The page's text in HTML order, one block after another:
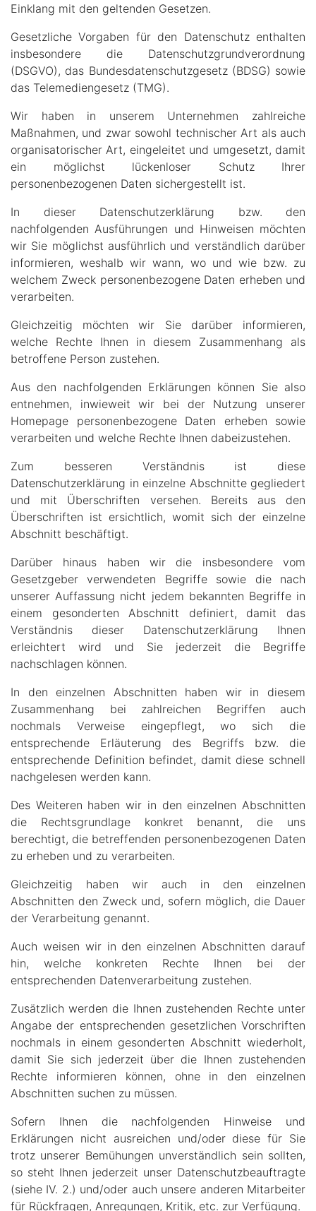
Einklang mit den geltenden Gesetzen.
Gesetzliche Vorgaben für den Datenschutz enthalten
insbesondere die Datenschutzgrundverordnung
(DSGVO), das Bundesdatenschutzgesetz (BDSG) sowie
das Telemediengesetz (TMG).
Wir haben in unserem Unternehmen zahlreiche
Maßnahmen, und zwar sowohl technischer Art als auch
organisatorischer Art, eingeleitet und umgesetzt, damit
ein möglichst lückenloser Schutz Ihrer
personenbezogenen Daten sichergestellt ist.
In dieser Datenschutzerklärung bzw. den
nachfolgenden Ausführungen und Hinweisen möchten
wir Sie möglichst ausführlich und verständlich darüber
informieren, weshalb wir wann, wo und wie bzw. zu
welchem Zweck personenbezogene Daten erheben und
verarbeiten.
Gleichzeitig möchten wir Sie darüber informieren,
welche Rechte Ihnen in diesem Zusammenhang als
betroffene Person zustehen.
Aus den nachfolgenden Erklärungen können Sie also
entnehmen, inwieweit wir bei der Nutzung unserer
Homepage personenbezogene Daten erheben sowie
verarbeiten und welche Rechte Ihnen dabeizustehen.
Zum besseren Verständnis ist diese
Datenschutzerklärung in einzelne Abschnitte gegliedert
und mit Überschriften versehen. Bereits aus den
Überschriften ist ersichtlich, womit sich der einzelne
Abschnitt beschäftigt.
Darüber hinaus haben wir die insbesondere vom
Gesetzgeber verwendeten Begriffe sowie die nach
unserer Auffassung nicht jedem bekannten Begriffe in
einem gesonderten Abschnitt definiert, damit das
Verständnis dieser Datenschutzerklärung Ihnen
erleichtert wird und Sie jederzeit die Begriffe
nachschlagen können.
In den einzelnen Abschnitten haben wir in diesem
Zusammenhang bei zahlreichen Begriffen auch
nochmals Verweise eingepflegt, wo sich die
entsprechende Erläuterung des Begriffs bzw. die
entsprechende Definition befindet, damit diese schnell
nachgelesen werden kann.
Des Weiteren haben wir in den einzelnen Abschnitten
die Rechtsgrundlage konkret benannt, die uns
berechtigt, die betreffenden personenbezogenen Daten
zu erheben und zu verarbeiten.
Gleichzeitig haben wir auch in den einzelnen
Abschnitten den Zweck und, sofern möglich, die Dauer
der Verarbeitung genannt.
Auch weisen wir in den einzelnen Abschnitten darauf
hin, welche konkreten Rechte Ihnen bei der
entsprechenden Datenverarbeitung zustehen.
Zusätzlich werden die Ihnen zustehenden Rechte unter
Angabe der entsprechenden gesetzlichen Vorschriften
nochmals in einem gesonderten Abschnitt wiederholt,
damit Sie sich jederzeit über die Ihnen zustehenden
Rechte informieren können, ohne in den einzelnen
Abschnitten suchen zu müssen.
Sofern Ihnen die nachfolgenden Hinweise und
Erklärungen nicht ausreichen und/oder diese für Sie
trotz unserer Bemühungen unverständlich sein sollten,
so steht Ihnen jederzeit unser Datenschutzbeauftragte
(siehe IV. 2.) und/oder auch unsere anderen Mitarbeiter
für Rückfragen, Anregungen, Kritik, etc. zur Verfügung.